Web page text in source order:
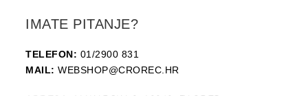
IMATE PITANJE?
TELEFON: 01/2900 831
MAIL: WEBSHOP@CROREC.HR